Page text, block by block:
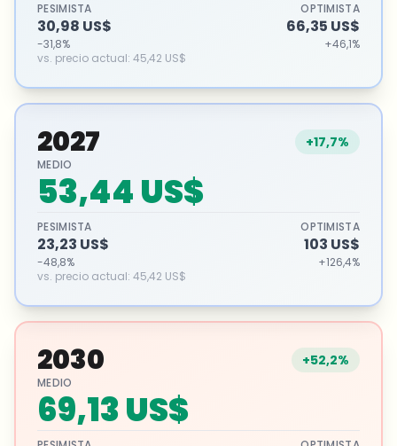
PESIMISTA
30,98 US$
-31,8%
OPTIMISTA
66,35 US$
+46,1%
vs. precio actual: 45,42 US$
2027 +17,7%
MEDIO
53,44 US$
PESIMISTA
23,23 US$
-48,8%
OPTIMISTA
103 US$
+126,4%
vs. precio actual: 45,42 US$
2030 +52,2%
MEDIO
69,13 US$